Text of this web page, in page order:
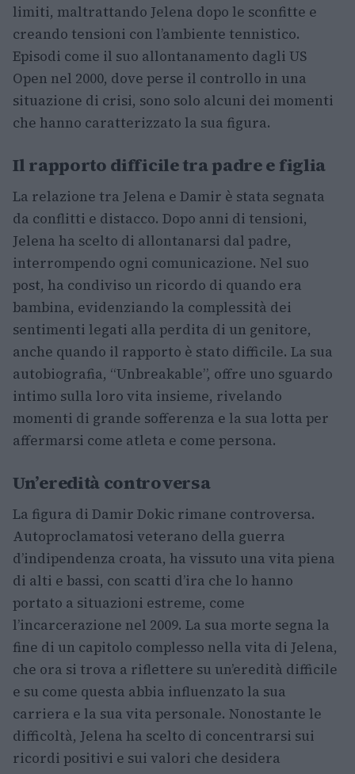
limiti, maltrattando Jelena dopo le sconfitte e
creando tensioni con l’ambiente tennistico.
Episodi come il suo allontanamento dagli US
Open nel 2000, dove perse il controllo in una
situazione di crisi, sono solo alcuni dei momenti
che hanno caratterizzato la sua figura.
Il rapporto difficile tra padre e figlia
La relazione tra Jelena e Damir è stata segnata
da conflitti e distacco. Dopo anni di tensioni,
Jelena ha scelto di allontanarsi dal padre,
interrompendo ogni comunicazione. Nel suo
post, ha condiviso un ricordo di quando era
bambina, evidenziando la complessità dei
sentimenti legati alla perdita di un genitore,
anche quando il rapporto è stato difficile. La sua
autobiografia, “Unbreakable”, offre uno sguardo
intimo sulla loro vita insieme, rivelando
momenti di grande sofferenza e la sua lotta per
affermarsi come atleta e come persona.
Un’eredità controversa
La figura di Damir Dokic rimane controversa.
Autoproclamatosi veterano della guerra
d’indipendenza croata, ha vissuto una vita piena
di alti e bassi, con scatti d’ira che lo hanno
portato a situazioni estreme, come
l’incarcerazione nel 2009. La sua morte segna la
fine di un capitolo complesso nella vita di Jelena,
che ora si trova a riflettere su un’eredità difficile
e su come questa abbia influenzato la sua
carriera e la sua vita personale. Nonostante le
difficoltà, Jelena ha scelto di concentrarsi sui
ricordi positivi e sui valori che desidera